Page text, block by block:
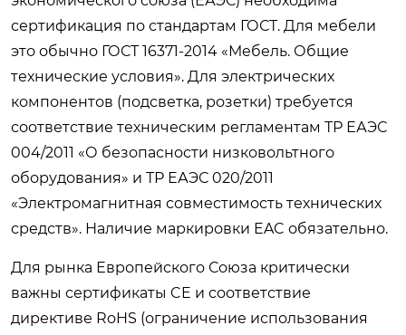
сертификация по стандартам ГОСТ. Для мебели
это обычно ГОСТ 16371-2014 «Мебель. Общие
технические условия». Для электрических
компонентов (подсветка, розетки) требуется
соответствие техническим регламентам ТР ЕАЭС
004/2011 «О безопасности низковольтного
оборудования» и ТР ЕАЭС 020/2011
«Электромагнитная совместимость технических
средств». Наличие маркировки EAC обязательно.
Для рынка Европейского Союза критически
важны сертификаты CE и соответствие
директиве RoHS (ограничение использования